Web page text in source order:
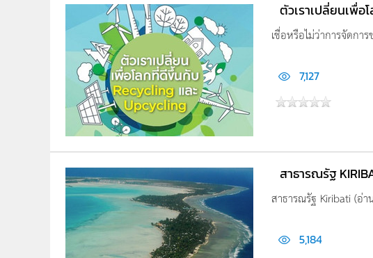
ตัวเราเปลี่ยนเพื่อ
เชื่อหรือไม่ว่าการจัดกา
7,127
สาธารณรัฐ
สาธารณรัฐ Kiribati (อ่
5,184